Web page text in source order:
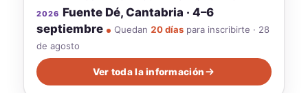
2026 Fuente Dé, Cantabria · 4–6
septiembre
Quedan 20 días para inscribirte · 28
de agosto
Ver toda la información